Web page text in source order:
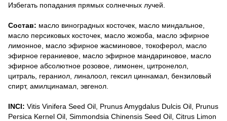
Избегать попадания прямых солнечных лучей.
Состав: масло виноградных косточек, масло миндальное,
масло персиковых косточек, масло жожоба, масло эфирное
лимонное, масло эфирное жасминовое, токоферол, масло
эфирное гераниевое, масло эфирное мандариновое, масло
эфирное абсолютное розовое, лимонен, цитронелол,
цитраль, гераниол, линалоол, гексил циннамал, бензиловый
спирт, амилцинамал, эвгенол.
INCI: Vitis Vinifera Seed Oil, Prunus Amygdalus Dulcis Oil, Prunus
Persica Kernel Oil, Simmondsia Chinensis Seed Oil, Citrus Limon